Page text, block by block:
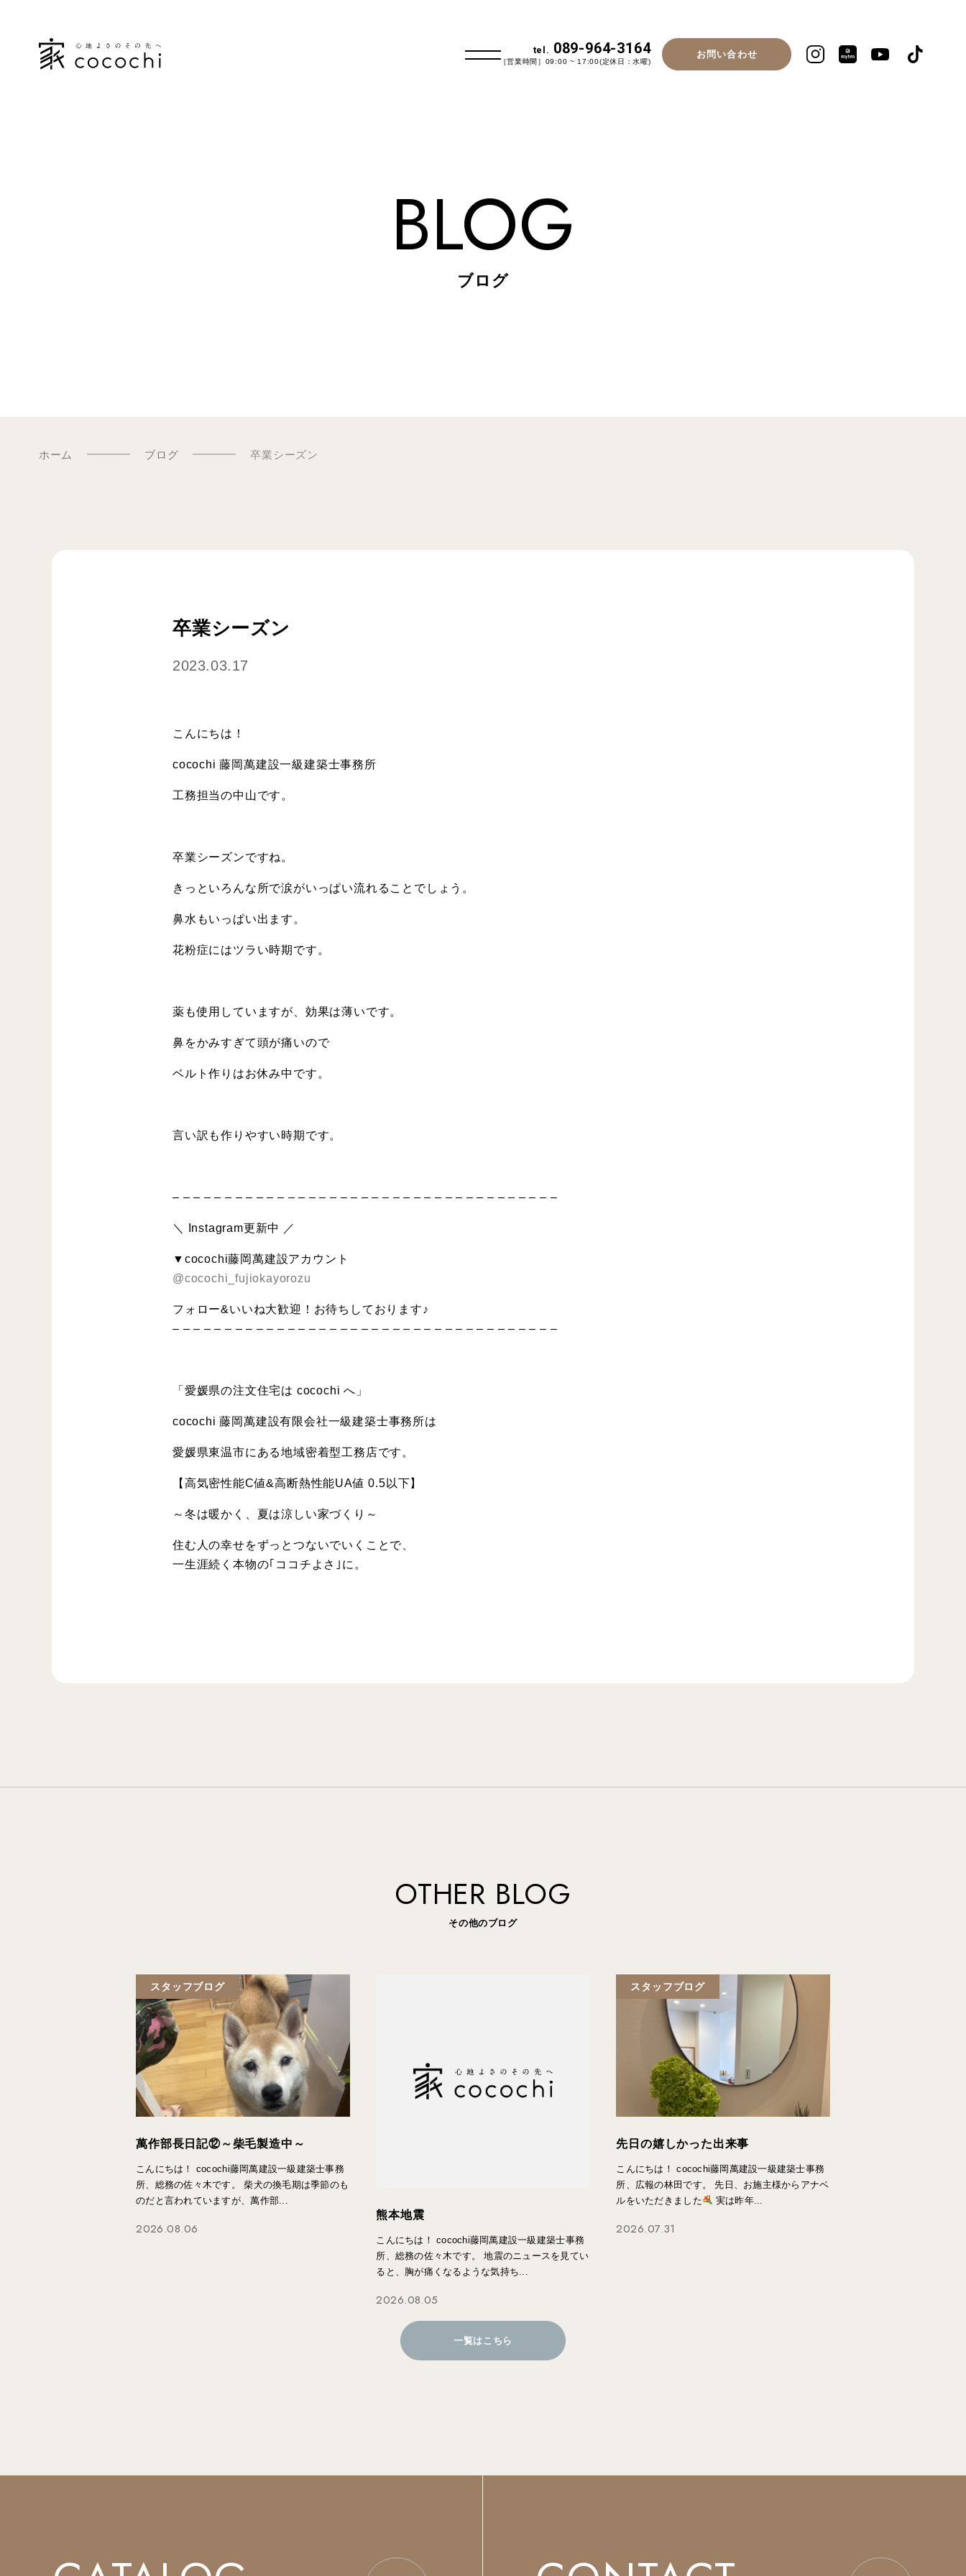
tel. 089-964-3164
［営業時間］09:00 ~ 17:00(定休日：水曜)
お問い合わせ
BLOG
ブログ
ホーム ブログ 卒業シーズン
卒業シーズン
2023.03.17
こんにちは！
cocochi 藤岡萬建設一級建築士事務所
工務担当の中山です。
卒業シーズンですね。
きっといろんな所で涙がいっぱい流れることでしょう。
鼻水もいっぱい出ます。
花粉症にはツラい時期です。
薬も使用していますが、効果は薄いです。
鼻をかみすぎて頭が痛いので
ベルト作りはお休み中です。
言い訳も作りやすい時期です。
– – – – – – – – – – – – – – – – – – – – – – – – – – – – – – – – – – – – –
＼ Instagram更新中 ／
▼cocochi藤岡萬建設アカウント
@cocochi_fujiokayorozu
フォロー&いいね大歓迎！お待ちしております♪
– – – – – – – – – – – – – – – – – – – – – – – – – – – – – – – – – – – – –
「愛媛県の注文住宅は cocochi へ」
cocochi 藤岡萬建設有限会社一級建築士事務所は
愛媛県東温市にある地域密着型工務店です。
【高気密性能C値&高断熱性能UA値 0.5以下】
～冬は暖かく、夏は涼しい家づくり～
住む人の幸せをずっとつないでいくことで、
一生涯続く本物の｢ココチよさ｣に。
OTHER BLOG
その他のブログ
スタッフブログ
萬作部長日記⑫～柴毛製造中～
こんにちは！ cocochi藤岡萬建設一級建築士事務
所、総務の佐々木です。 柴犬の換毛期は季節のも
のだと言われていますが、萬作部...
2026.08.06
熊本地震
こんにちは！ cocochi藤岡萬建設一級建築士事務
所、総務の佐々木です。 地震のニュースを見てい
ると、胸が痛くなるような気持ち...
2026.08.05
スタッフブログ
先日の嬉しかった出来事
こんにちは！ cocochi藤岡萬建設一級建築士事務
所、広報の林田です。 先日、お施主様からアナベ
ルをいただきました
実は昨年...
2026.07.31
一覧はこちら